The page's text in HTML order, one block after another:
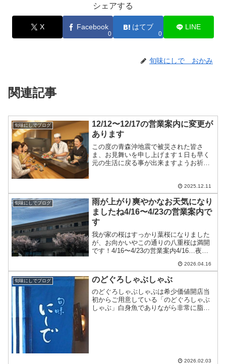
シェアする
X Facebook
0
はてブ
0
LINE
旬味にしで おかみ
関連記事
旬味にしでブログ
12/12〜12/17の営業案内に変更が
あります
この度の青森沖地震で被災された皆さ
ま、お見舞いを申し上げます１日も早く
元の生活に戻る事が出来ますようお祈り
ーのみ12/13…満席12/14～12/15…...
2025.12.11
旬味にしでブログ
雨が上がり爽やかなお天気になり
ましたね4/16〜4/23の営業案内で
す
我が家の桜はすっかり葉桜になりました
が、お向かいやこの通りの八重桜は満開
です！4/16〜4/23の営業案内4/16…夜の
4/21…十分にお席のご用意ができます
4/22〜4/23…お休みです皆様のお...
2026.04.16
旬味にしでブログ のどぐろしゃぶしゃぶ
のどぐろしゃぶしゃぶは希少価値開店当
初からご用意している「のどぐろしゃぶ
しゃぶ」白身魚でありながら非常に脂が
2026.02.03